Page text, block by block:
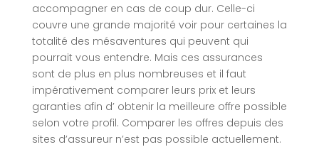
accompagner en cas de coup dur. Celle-ci
couvre une grande majorité voir pour certaines la
totalité des mésaventures qui peuvent qui
pourrait vous entendre. Mais ces assurances
sont de plus en plus nombreuses et il faut
impérativement comparer leurs prix et leurs
garanties afin d’ obtenir la meilleure offre possible
selon votre profil. Comparer les offres depuis des
sites d’assureur n’est pas possible actuellement.